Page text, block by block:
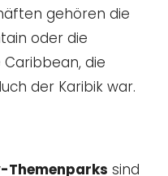
gehören die
oder die
die
der Karibik war.
Themenparks sind